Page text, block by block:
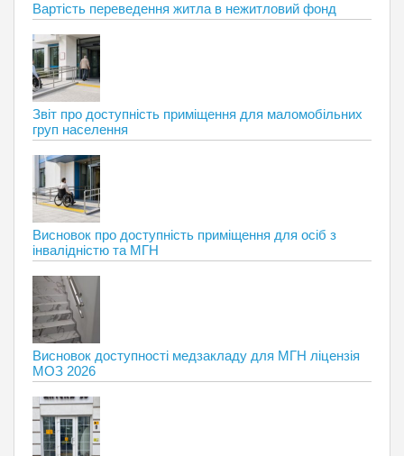
Вартість переведення житла в нежитловий фонд
Звіт про доступність приміщення для маломобільних
груп населення
Висновок про доступність приміщення для осіб з
інвалідністю та МГН
Висновок доступності медзакладу для МГН ліцензія
МОЗ 2026